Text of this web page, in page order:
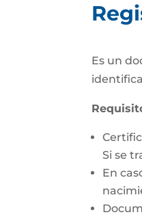
Es un
Si se
En